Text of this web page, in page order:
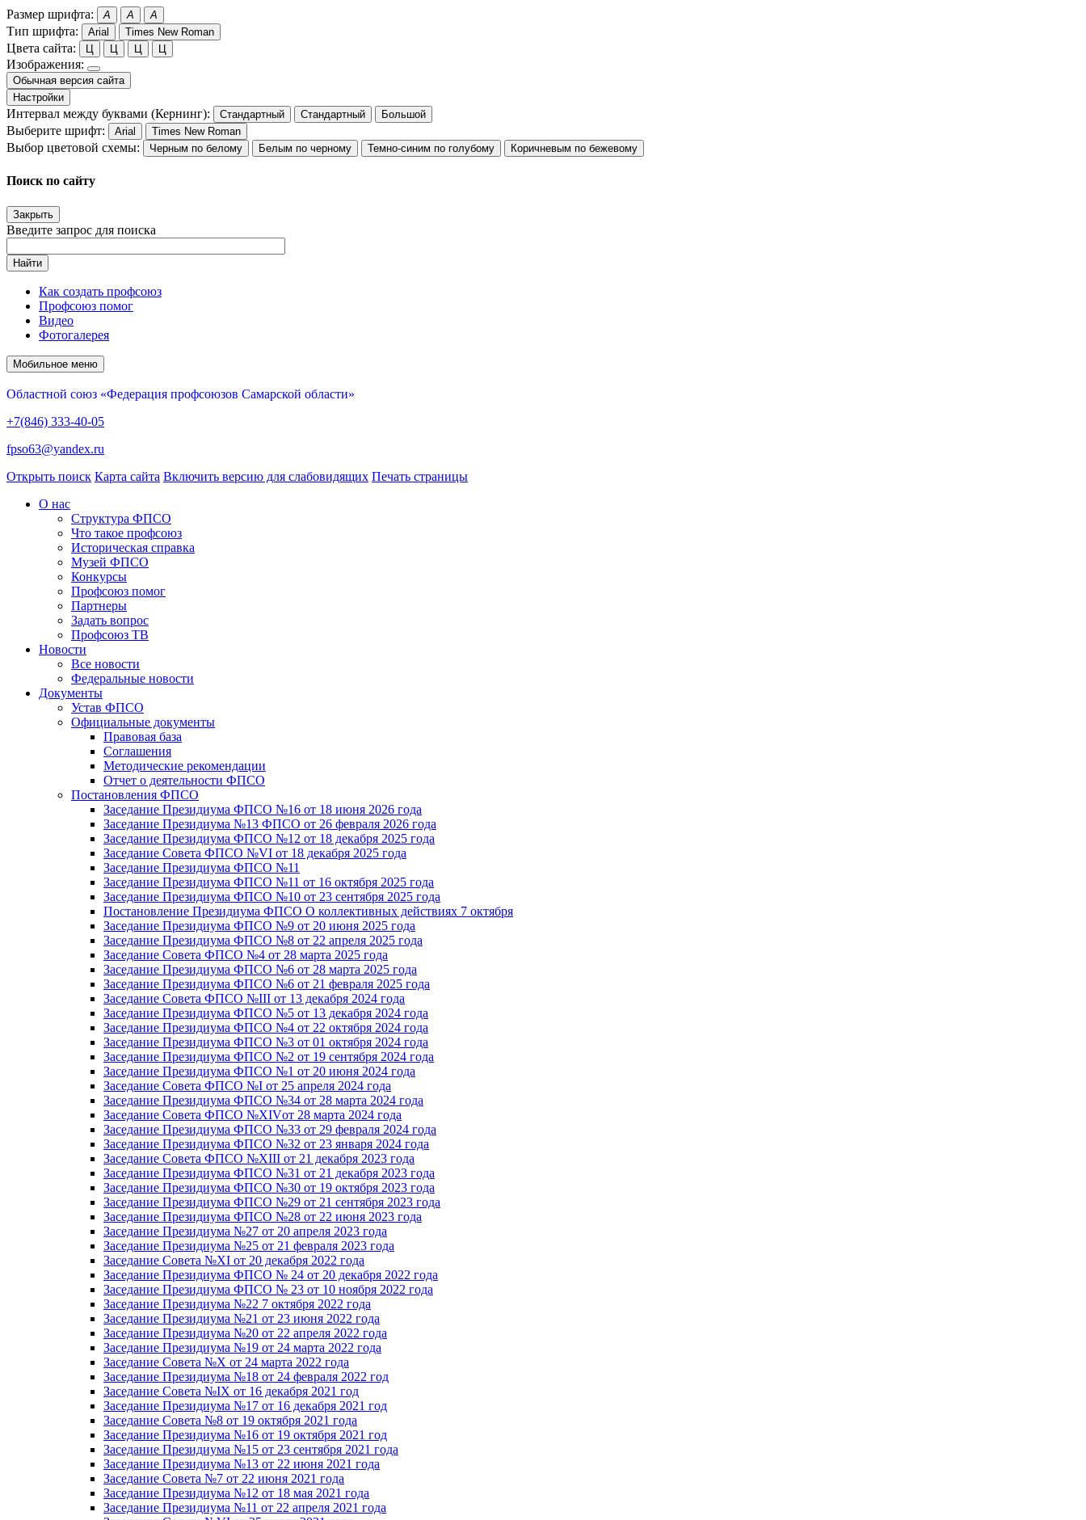
Размер шрифта: A A A
Тип шрифта: Arial Times New Roman
Цвета сайта: Ц Ц Ц Ц
Изображения:
Обычная версия сайта
Настройки
Интервал между буквами (Кернинг): Стандартный Стандартный Большой
Выберите шрифт: Arial Times New Roman
Выбор цветовой схемы: Черным по белому Белым по черному Темно-синим по голубому Коричневым по бежевому
Поиск по сайту
Закрыть
Введите запрос для поиска
Найти
Как создать профсоюз
Профсоюз помог
Видео
Фотогалерея
Мобильное меню
Областной союз «Федерация профсоюзов Самарской области»
+7(846) 333-40-05
fpso63@yandex.ru
Открыть поиск Карта сайта Включить версию для слабовидящих Печать страницы
О нас
Структура ФПСО
Что такое профсоюз
Историческая справка
Музей ФПСО
Конкурсы
Профсоюз помог
Партнеры
Задать вопрос
Профсоюз ТВ
Новости
Все новости
Федеральные новости
Документы
Устав ФПСО
Официальные документы
Правовая база
Соглашения
Методические рекомендации
Отчет о деятельности ФПСО
Постановления ФПСО
Заседание Президиума ФПСО №16 от 18 июня 2026 года
Заседание Президиума №13 ФПСО от 26 февраля 2026 года
Заседание Президиума ФПСО №12 от 18 декабря 2025 года
Заседание Совета ФПСО №VI от 18 декабря 2025 года
Заседание Президиума ФПСО №11
Заседание Президиума ФПСО №11 от 16 октября 2025 года
Заседание Президиума ФПСО №10 от 23 сентября 2025 года
Постановление Президиума ФПСО О коллективных действиях 7 октября
Заседание Президиума ФПСО №9 от 20 июня 2025 года
Заседание Президиума ФПСО №8 от 22 апреля 2025 года
Заседание Совета ФПСО №4 от 28 марта 2025 года
Заседание Президиума ФПСО №6 от 28 марта 2025 года
Заседание Президиума ФПСО №6 от 21 февраля 2025 года
Заседание Совета ФПСО №III от 13 декабря 2024 года
Заседание Президиума ФПСО №5 от 13 декабря 2024 года
Заседание Президиума ФПСО №4 от 22 октября 2024 года
Заседание Президиума ФПСО №3 от 01 октября 2024 года
Заседание Президиума ФПСО №2 от 19 сентября 2024 года
Заседание Президиума ФПСО №1 от 20 июня 2024 года
Заседание Совета ФПСО №I от 25 апреля 2024 года
Заседание Президиума ФПСО №34 от 28 марта 2024 года
Заседание Совета ФПСО №XIVот 28 марта 2024 года
Заседание Президиума ФПСО №33 от 29 февраля 2024 года
Заседание Президиума ФПСО №32 от 23 января 2024 года
Заседание Совета ФПСО №XIII от 21 декабря 2023 года
Заседание Президиума ФПСО №31 от 21 декабря 2023 года
Заседание Президиума ФПСО №30 от 19 октября 2023 года
Заседание Президиума ФПСО №29 от 21 сентября 2023 года
Заседание Президиума ФПСО №28 от 22 июня 2023 года
Заседание Президиума №27 от 20 апреля 2023 года
Заседание Президиума №25 от 21 февраля 2023 года
Заседание Совета №XI от 20 декабря 2022 года
Заседание Президиума ФПСО № 24 от 20 декабря 2022 года
Заседание Президиума ФПСО № 23 от 10 ноября 2022 года
Заседание Президиума №22 7 октября 2022 года
Заседание Президиума №21 от 23 июня 2022 года
Заседание Президиума №20 от 22 апреля 2022 года
Заседание Президиума №19 от 24 марта 2022 года
Заседание Совета №X от 24 марта 2022 года
Заседание Президиума №18 от 24 февраля 2022 год
Заседание Совета №IX от 16 декабря 2021 год
Заседание Президиума №17 от 16 декабря 2021 год
Заседание Совета №8 от 19 октября 2021 года
Заседание Президиума №16 от 19 октября 2021 год
Заседание Президиума №15 от 23 сентября 2021 года
Заседание Президиума №13 от 22 июня 2021 года
Заседание Совета №7 от 22 июня 2021 года
Заседание Президиума №12 от 18 мая 2021 года
Заседание Президиума №11 от 22 апреля 2021 года